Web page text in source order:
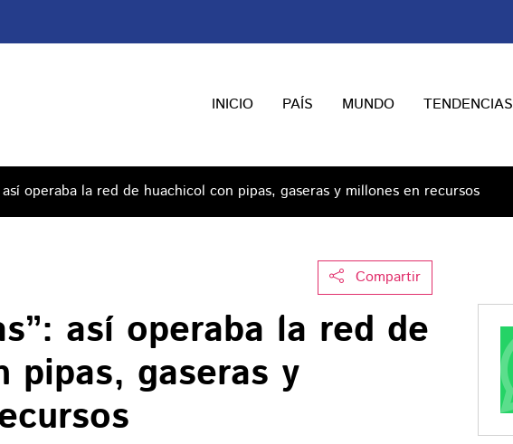
INICIO PAÍS MUNDO TENDENCIAS
así operaba la red de huachicol con pipas, gaseras y millones en recursos
Compartir
así operaba la red de
pipas, gaseras y